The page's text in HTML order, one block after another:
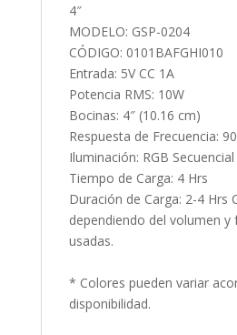
4″
MODELO: GSP-0204
CÓDIGO: 0101BAFGHI010
Entrada: 5V CC 1A
Potencia RMS: 10W
Bocinas: 4″ (10.16 cm)
Respuesta de Frecuencia:
Iluminación: RGB Secuencial
Tiempo de Carga: 4 Hrs
Duración de Carga: 2-4 Hrs
dependiendo del volumen y
usadas.
* Colores pueden variar
disponibilidad.